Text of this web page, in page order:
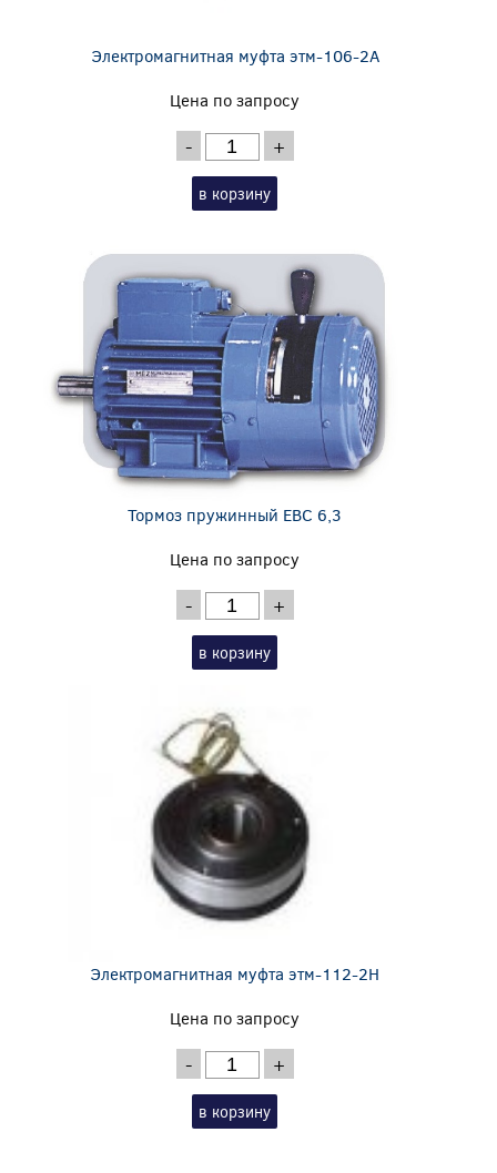
Электромагнитная муфта этм-106-2А
Цена по запросу
- +
в корзину
Тормоз пружинный EBC 6,3
Цена по запросу
- +
в корзину
Электромагнитная муфта этм-112-2Н
Цена по запросу
- +
в корзину